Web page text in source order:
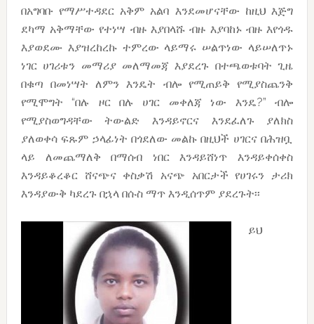
በአግባቡ የማሥተዳደር አቅም አልባ እንደመሆናቸው ከዚህ እጅግ
ደካማ አቅማቸው የተነሣ ብዙ እያበላሹ ብዙ እያባከኑ ብዙ እየጎዱ
እያወደሙ እያዝረከረኩ ተምረው ላይማሩ ሠልጥነው ላይሠለጥኑ
ነገር ሀገሪቱን መማሪያ መለማመጃ እያደረጉ በተጫወቱባት ጊዜ
በቁጣ በመነሣት ለምን እንዴት ብሎ የሚጠይቅ የሚያስጨንቅ
የሚሞግት “በሉ ዞር በሉ ሀገር መቀለጃ ነው እንዴ?” ብሎ
የሚያስወግዳቸው ትውልድ እንዳይኖርና እንደፈለጉ ያለክስ
ያለወቀሳ ፍጹም ኃላፊነት በጎደለው መልኩ በዚህች ሀገርና በሕዝቧ
ላይ ለመጨማለቅ በማሰብ ነበር እንዳይሸነጥ እንዳይቀሰቀስ
እንዳይቆረቆር ሸናጭና ቀስቃሽ አናጭ አበርታች የሀገሩን ታሪክ
እንዳያውቅ ካደረጉ በኋላ በሱስ ማጥ እንዲሰጥም ያደረጉት፡፡
ይህ